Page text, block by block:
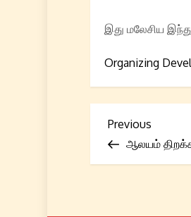
இது மலேசிய
Organizing
P
o
Previous
Post
Previous
ஆலயம்